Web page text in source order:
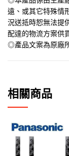
遠、或其它特殊情
況送抵時恕無法提
配達的物流方案供
◎產品文案為原廠
相關商品